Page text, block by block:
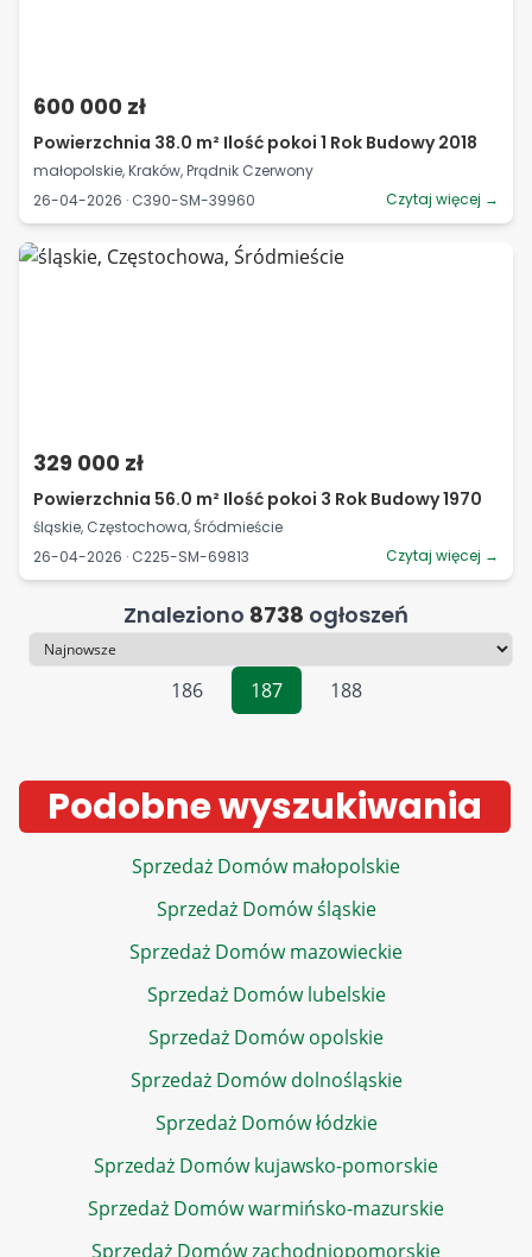
600 000 zł
Powierzchnia 38.0 m² Ilość pokoi 1 Rok Budowy 2018
małopolskie, Kraków, Prądnik Czerwony
26-04-2026 · C390-SM-39960
Czytaj więcej →
329 000 zł
Powierzchnia 56.0 m² Ilość pokoi 3 Rok Budowy 1970
śląskie, Częstochowa, Śródmieście
26-04-2026 · C225-SM-69813
Czytaj więcej →
Znaleziono 8738 ogłoszeń
Sortowanie
186
187 188
Podobne wyszukiwania
Sprzedaż Domów małopolskie
Sprzedaż Domów śląskie
Sprzedaż Domów mazowieckie
Sprzedaż Domów lubelskie
Sprzedaż Domów opolskie
Sprzedaż Domów dolnośląskie
Sprzedaż Domów łódzkie
Sprzedaż Domów kujawsko-pomorskie
Sprzedaż Domów warmińsko-mazurskie
Sprzedaż Domów zachodniopomorskie